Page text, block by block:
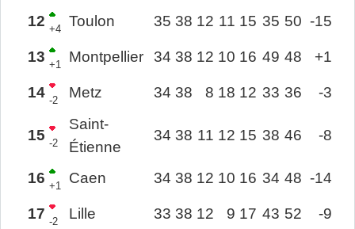
12 +4 Toulon 35 38 12 11 15 35 50 -15
13 +1 Montpellier 34 38 12 10 16 49 48 +1
14 -2 Metz 34 38 8 18 12 33 36 -3
15 -2
Saint-
Étienne
34 38 11 12 15 38 46 -8
16 +1 Caen 34 38 12 10 16 34 48 -14
17 -2 Lille 33 38 12 9 17 43 52
-9